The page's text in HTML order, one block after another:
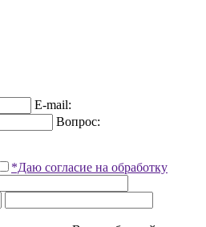
E-mail:
Вопрос:
*Даю согласие на обработку